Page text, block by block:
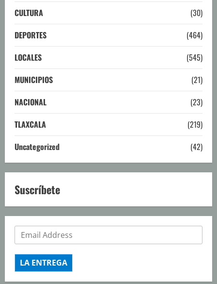
CULTURA
(30)
DEPORTES
(464)
LOCALES
(545)
MUNICIPIOS
(21)
NACIONAL
(23)
TLAXCALA
(219)
Uncategorized
(42)
Suscríbete
LA ENTREGA